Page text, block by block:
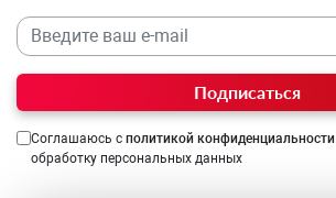
Подписаться
Соглашаюсь с политикой конфиденциальности
обработку персональных данных